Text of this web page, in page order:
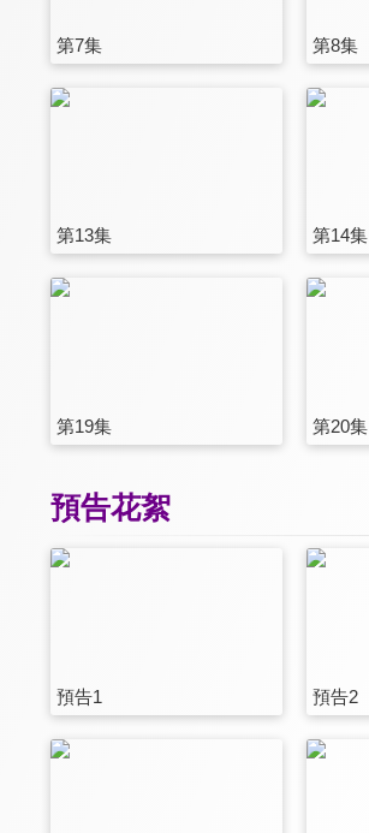
第7集 第8集
第13集 第14集
第19集 第20集
預告花絮
預告1 預告2